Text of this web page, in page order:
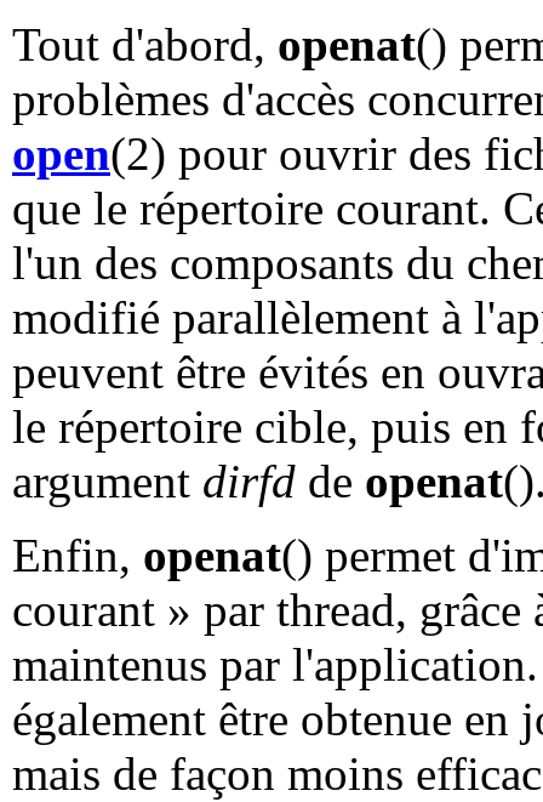
Tout d'abord, openat()
problèmes d'accès
open(2) pour ouvrir des
que le répertoire courant.
l'un des composants du
modifié parallèlement à
peuvent être évités en
le répertoire cible, puis en
argument dirfd de openat
Enfin, openat() permet
courant » par thread,
maintenus par
également être obtenue en
mais de façon moins